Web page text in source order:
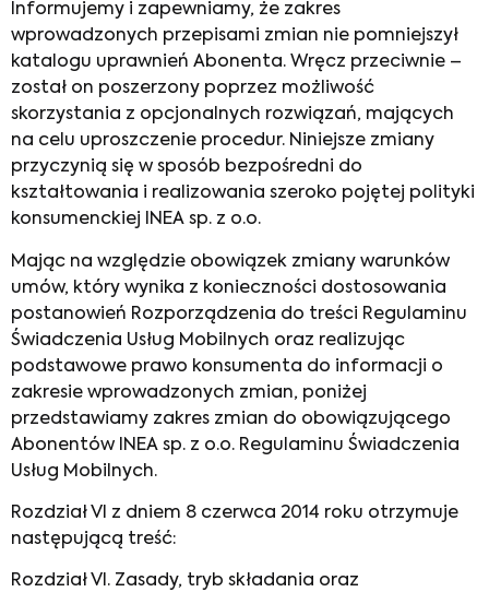
Informujemy i zapewniamy, że zakres
wprowadzonych przepisami zmian nie pomniejszył
katalogu uprawnień Abonenta. Wręcz przeciwnie –
został on poszerzony poprzez możliwość
skorzystania z opcjonalnych rozwiązań, mających
na celu uproszczenie procedur. Niniejsze zmiany
przyczynią się w sposób bezpośredni do
kształtowania i realizowania szeroko pojętej polityki
konsumenckiej INEA sp. z o.o.
Mając na względzie obowiązek zmiany warunków
umów, który wynika z konieczności dostosowania
postanowień Rozporządzenia do treści Regulaminu
Świadczenia Usług Mobilnych oraz realizując
podstawowe prawo konsumenta do informacji o
zakresie wprowadzonych zmian, poniżej
przedstawiamy zakres zmian do obowiązującego
Abonentów INEA sp. z o.o. Regulaminu Świadczenia
Usług Mobilnych.
Rozdział VI z dniem 8 czerwca 2014 roku otrzymuje
następującą treść:
Rozdział VI. Zasady, tryb składania oraz